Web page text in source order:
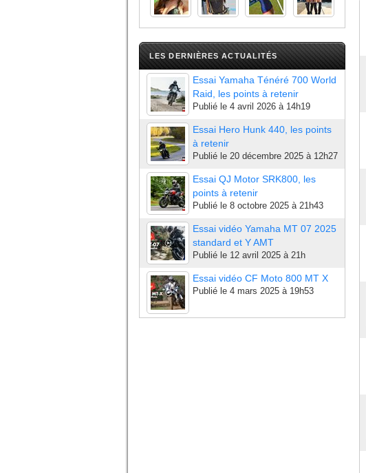
LES DERNIÈRES ACTUALITÉS
Essai Yamaha Ténéré 700 World
Raid, les points à retenir
Publié le 4 avril 2026 à 14h19
Essai Hero Hunk 440, les points
à retenir
Publié le 20 décembre 2025 à 12h27
Essai QJ Motor SRK800, les
points à retenir
Publié le 8 octobre 2025 à 21h43
Essai vidéo Yamaha MT 07 2025
standard et Y AMT
Publié le 12 avril 2025 à 21h
Essai vidéo CF Moto 800 MT X
Publié le 4 mars 2025 à 19h53